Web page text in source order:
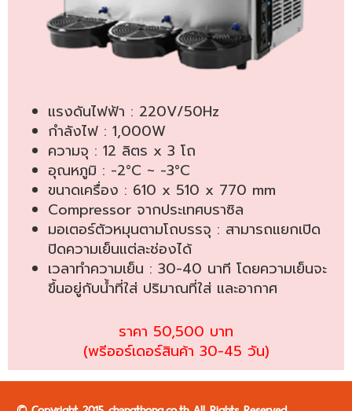
แรงดันไฟฟ้า : 220V/50Hz
กำลังไฟ : 1,000W
ความจุ : 12 ลิตร x 3 โถ
อุณหภูมิ : -2°C ~ -3°C
ขนาดเครื่อง : 610 x 510 x 770 mm
Compressor จากประเทศบราซิล
มอเตอร์ตัวหมุนตามโถบรรจุ : สามารถแยกเปิด
ปิดความเย็นแต่ละช่องได้
เวลาทำความเย็น : 30-40 นาที โดยความเย็นจะ
ขึ้นอยู่กับน้ำที่ใส่ ปริมาณที่ใส่ และอากาศ
ราคา 50,500 บาท
(พรีออร์เดอร์สินค้า 30-45 วัน)